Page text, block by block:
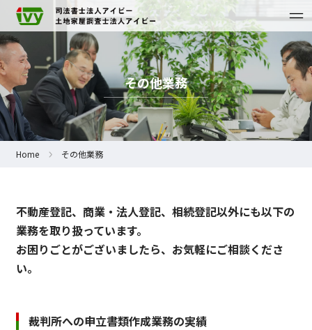
その他業務
Home その他業務
不動産登記、商業・法人登記、相続登記以外にも以下の
業務を取り扱っています。
お困りごとがございましたら、お気軽にご相談くださ
い。
裁判所への申立書類作成業務の実績